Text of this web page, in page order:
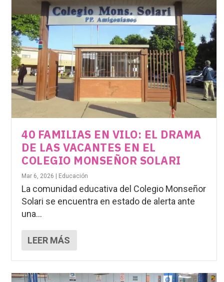
40 FAMILIAS EN VILO: EL DRAMA
DE LAS VACANTES EN EL
COLEGIO MONSEÑOR SOLARI
Mar 6, 2026 | Educación
La comunidad educativa del Colegio Monseñor
Solari se encuentra en estado de alerta ante
una...
LEER MÁS